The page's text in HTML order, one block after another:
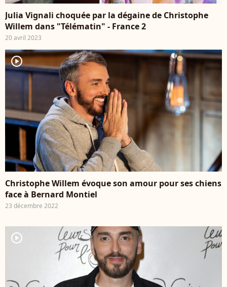
Julia Vignali choquée par la dégaine de Christophe
Willem dans "Télématin" - France 2
20 avril 2023
player2
Christophe Willem évoque son amour pour ses chiens
face à Bernard Montiel
23 décembre 2022
player2